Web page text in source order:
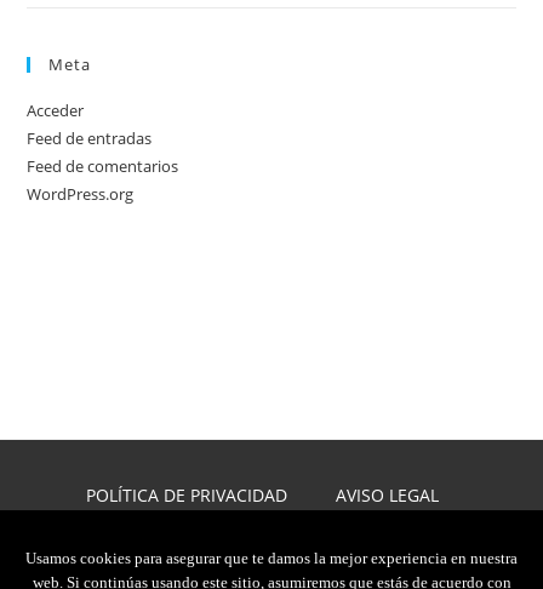
Meta
Acceder
Feed de entradas
Feed de comentarios
WordPress.org
POLÍTICA DE PRIVACIDAD
AVISO LEGAL
Usamos cookies para asegurar que te damos la mejor experiencia en nuestra
web. Si continúas usando este sitio, asumiremos que estás de acuerdo con